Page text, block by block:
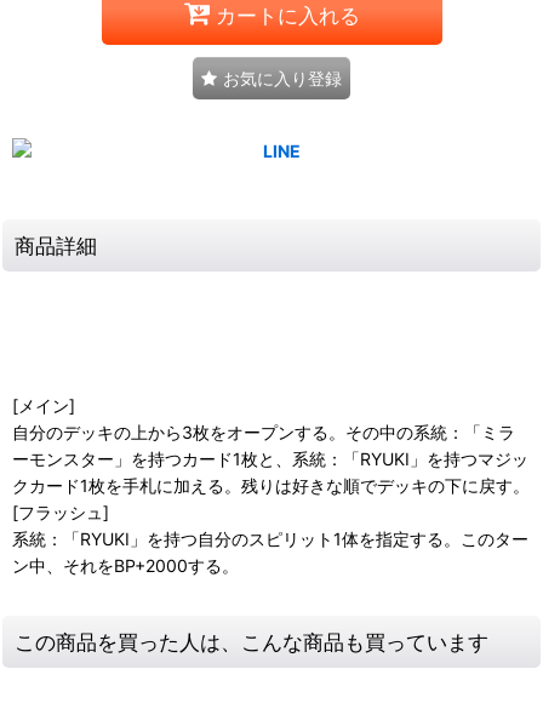
カートに入れる
お気に入り登録
商品詳細
[メイン]
自分のデッキの上から3枚をオープンする。その中の系統：「ミラ
ーモンスター」を持つカード1枚と、系統：「RYUKI」を持つマジッ
クカード1枚を手札に加える。残りは好きな順でデッキの下に戻す。
[フラッシュ]
系統：「RYUKI」を持つ自分のスピリット1体を指定する。このター
ン中、それをBP+2000する。
この商品を買った人は、こんな商品も買っています